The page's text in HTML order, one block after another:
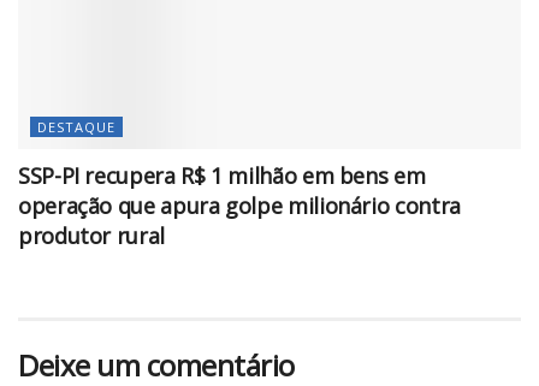
DESTAQUE
SSP-PI recupera R$ 1 milhão em bens em
operação que apura golpe milionário contra
produtor rural
Deixe um comentário